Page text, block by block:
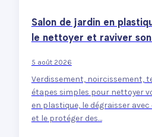
Salon de jardin en
le nettoyer et raviver
5 août 2026
Verdissement, noircissement,
étapes simples pour nettoyer
en plastique, le dégraisser
et le protéger des…